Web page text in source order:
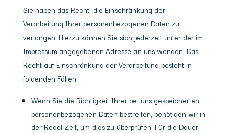
Sie haben das Recht, die Einschränkung der
Verarbeitung Ihrer personenbezogenen Daten zu
verlangen. Hierzu können Sie sich jederzeit unter der im
Impressum angegebenen Adresse an uns wenden. Das
Recht auf Einschränkung der Verarbeitung besteht in
folgenden Fällen:
Wenn Sie die Richtigkeit Ihrer bei uns gespeicherten
personenbezogenen Daten bestreiten, benötigen wir in
der Regel Zeit, um dies zu überprüfen. Für die Dauer